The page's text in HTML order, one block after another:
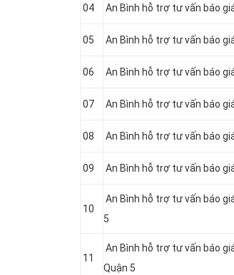
04 An Bình hỗ trợ tư vấn báo
05 An Bình hỗ trợ tư vấn báo
06 An Bình hỗ trợ tư vấn báo
07 An Bình hỗ trợ tư vấn báo
08 An Bình hỗ trợ tư vấn báo
09 An Bình hỗ trợ tư vấn báo
10
An Bình hỗ trợ tư vấn báo
5
11
An Bình hỗ trợ tư vấn báo
Quận 5